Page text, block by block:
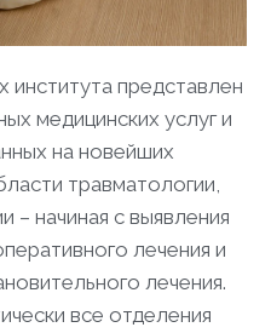
института представлен
медицинских услуг и
на новейших
травматологии,
– начиная с выявления
лечения и
лечения.
все отделения